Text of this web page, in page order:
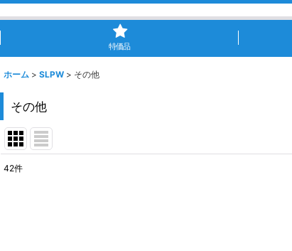
特価品
ホーム > SLPW > その他
その他
42件